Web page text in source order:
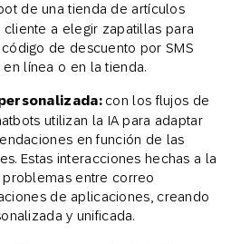
de una tienda de artículos
cliente a elegir zapatillas para
de descuento por SMS
línea o en la tienda.
con los flujos de
utilizan la IA para adaptar
en función de las
Estas interacciones hechas a la
entre correo
de aplicaciones, creando
y unificada.